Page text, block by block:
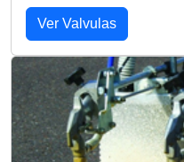
Ver Valvulas